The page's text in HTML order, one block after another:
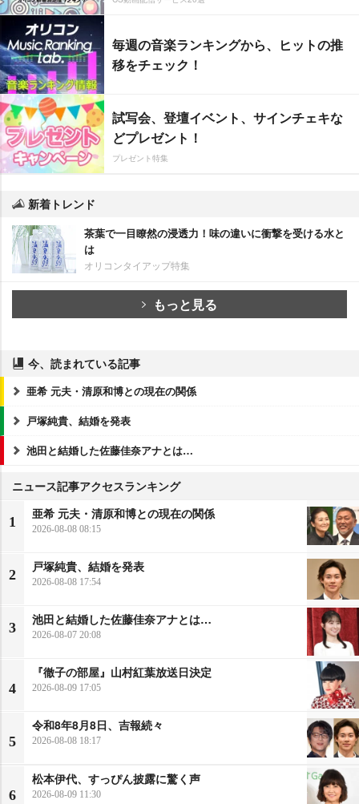
毎週の音楽ランキングから、ヒットの推
移をチェック！
試写会、登壇イベント、サインチェキな
どプレゼント！
プレゼント特集
新着トレンド
茶葉で一目瞭然の浸透力！味の違いに衝撃を受ける水と
は
オリコンタイアップ特集
もっと見る
今、読まれている記事
亜希 元夫・清原和博との現在の関係
戸塚純貴、結婚を発表
池田と結婚した佐藤佳奈アナとは…
ニュース記事アクセスランキング
1
亜希 元夫・清原和博との現在の関係
2026-08-08 08:15
2
戸塚純貴、結婚を発表
2026-08-08 17:54
3
池田と結婚した佐藤佳奈アナとは…
2026-08-07 20:08
4
『徹子の部屋』山村紅葉放送日決定
2026-08-09 17:05
5
令和8年8月8日、吉報続々
2026-08-08 18:17
6
松本伊代、すっぴん披露に驚く声
2026-08-09 11:30